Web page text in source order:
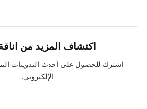
اكتشاف المزيد من
اشترك للحصول على أحدث التدوينات
الإلكتروني.
كتابة بريدك الإلكتروني...